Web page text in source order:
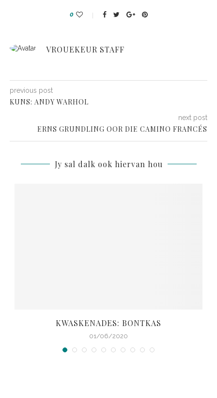
0
VROUEKEUR STAFF
previous post
KUNS: ANDY WARHOL
next post
ERNS GRUNDLING OOR DIE CAMINO FRANCÉS
Jy sal dalk ook hiervan hou
KWASKENADES: BONTKAS
01/06/2020